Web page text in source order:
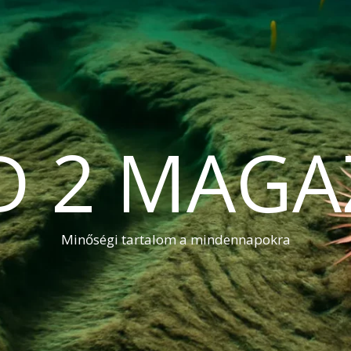
2
Minőségi tartalom a mindennapokra